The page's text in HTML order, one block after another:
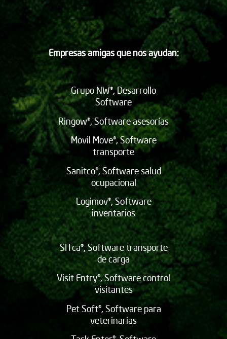
Empresas amigas que nos ayudan:
Grupo NW®, Desarrollo
Software
Ringow®, Software asesorías
Movil Move®, Software
transporte
Sanitco®, Software salud
ocupacional
Logimov®, Software
inventarios
SITca®, Software transporte
de carga
Visit Entry®, Software control
visitantes
Pet Soft®, Software para
veterinarias